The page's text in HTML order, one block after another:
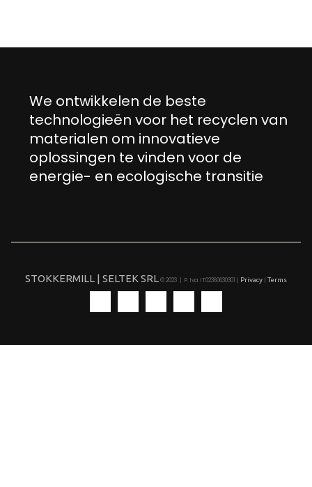
We ontwikkelen de beste
technologieën voor het recyclen van
materialen om innovatieve
oplossingen te vinden voor de
energie- en ecologische transitie
STOKKERMILL | SELTEK SRL© 2023 | P. Iva. IT02360630301 | Privacy Terms